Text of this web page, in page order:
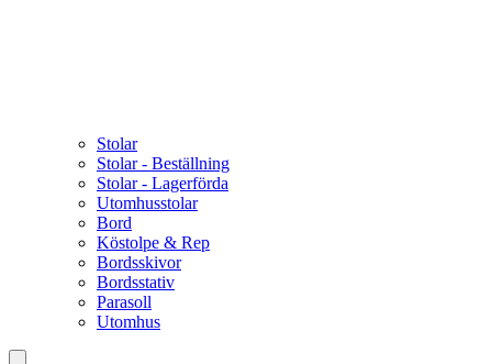
Stolar
Stolar - Beställning
Stolar - Lagerförda
Utomhusstolar
Bord
Köstolpe & Rep
Bordsskivor
Bordsstativ
Parasoll
Utomhus